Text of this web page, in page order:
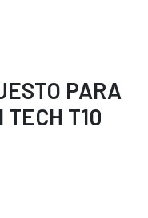
PARA
TECH T10